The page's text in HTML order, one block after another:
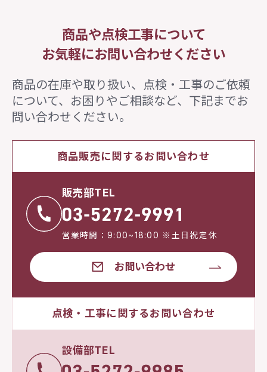
商品や点検工事について
お気軽にお問い合わせください
商品の在庫や取り扱い、点検・工事のご依頼
について、 お困りやご相談など、下記までお
問い合わせください。
商品販売に関するお問い合わせ
販売部TEL
営業時間：9:00~18:00 ※土日祝定休
お問い合わせ
点検・工事に関するお問い合わせ
設備部TEL